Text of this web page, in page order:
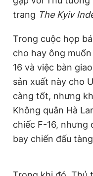
trang The Kyiv
Trong cuộc họp
cho hay ông
16 và việc bàn
sản xuất này cho
càng tốt, nhưng
Không quân Hà
chiếc F-16, nhưng
bay chiến đấu